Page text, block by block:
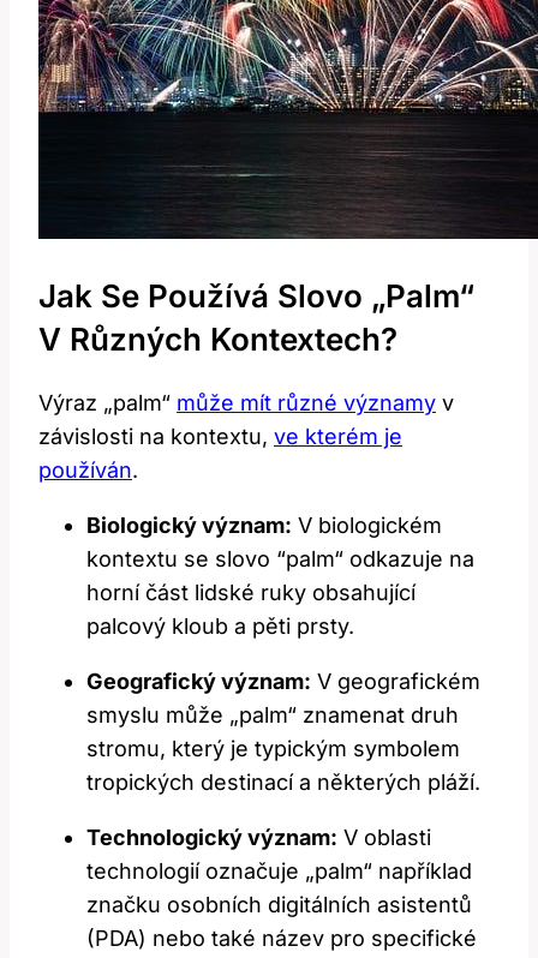
Jak ⁣se​ Používá Slovo „palm“
V Různých Kontextech?
Výraz​ „palm“ může mít různé významy v
závislosti‍ na kontextu, ‍ ve kterém je
používán.
Biologický význam: V ⁤biologickém
kontextu se slovo ⁢“palm“ ​odkazuje na ​
horní část ⁢lidské ruky⁣ obsahující
⁢palcový kloub‍ a​ pěti prsty.
Geografický význam: ‌V ⁣geografickém‍
smyslu může „palm“ znamenat druh
⁣stromu,​ který je typickým ⁢symbolem
tropických destinací⁤ a některých⁣ pláží.
Technologický význam: V ‍oblasti⁣
technologií​ označuje „palm“ ‌například
značku osobních digitálních asistentů
(PDA) ⁤nebo také název pro‍ specifické